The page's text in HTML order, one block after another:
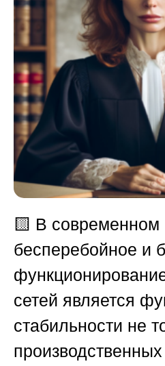
🟨 В современном
бесперебойное и
сетей является
стабильности не